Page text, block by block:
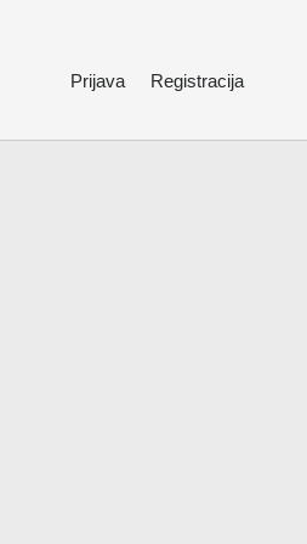
Prijava Registracija